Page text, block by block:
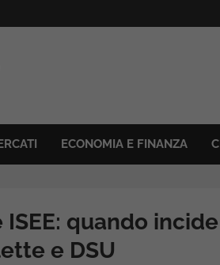
ECONOMIA E FINANZA
quando incide
e DSU